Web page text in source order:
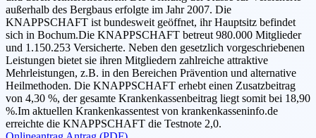
außerhalb des Bergbaus erfolgte im Jahr 2007. Die
KNAPPSCHAFT ist bundesweit geöffnet, ihr Hauptsitz befindet
sich in Bochum.Die KNAPPSCHAFT betreut 980.000 Mitglieder
und 1.150.253 Versicherte. Neben den gesetzlich vorgeschriebenen
Leistungen bietet sie ihren Mitgliedern zahlreiche attraktive
Mehrleistungen, z.B. in den Bereichen Prävention und alternative
Heilmethoden. Die KNAPPSCHAFT erhebt einen Zusatzbeitrag
von 4,30 %, der gesamte Krankenkassenbeitrag liegt somit bei 18,90
%.Im aktuellen Krankenkassentest von krankenkasseninfo.de
erreichte die KNAPPSCHAFT die Testnote 2,0.